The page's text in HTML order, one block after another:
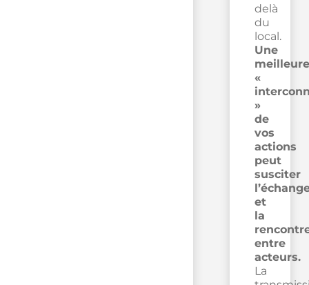
delà
du
local.
Une
meilleure
«
»
de
vos
actions
peut
susciter
et
la
entre
acteurs.
La